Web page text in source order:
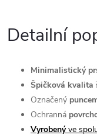
Detailní
Minimalistický
Špičková kvalita
Označený
Ochranná
Vyrobenýve